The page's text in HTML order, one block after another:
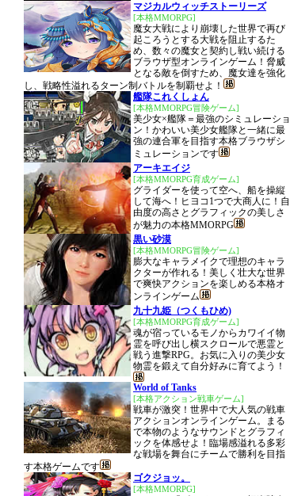
マジカルウィッチストーリーズ
[本格MMORPG]
魔女大戦により崩壊した世界で再び
起ころうとする大戦を阻止するた
め、数々の魔女と契約し戦い続ける
ブラウザ型オンラインゲーム！脅威
となる敵を倒すため、魔女達を強化
し、戦略性溢れるターン制バトルを制覇せよ！
艦隊これくしょん
[本格MMORPG冒険ゲーム]
美少女×艦隊＝最強のシミュレーショ
ン！かわいい美少女艦隊と一緒に最
強の連合軍を目指す本格ブラウザシ
ミュレーションです
アーキエイジ
[本格MMORPG育成ゲーム]
グライダーを使って空へ、船を操縦
して海へ！ヒヨコ1つで大商人に！自
由度の高さとグラフィックの美しさ
が魅力の本格MMORPG
黒い砂漠
[本格MMORPG冒険ゲーム]
膨大なキャラメイクで理想のキャラ
クターが作れる！美しく壮大な世界
で爽快アクションを楽しめる本格オ
ンラインゲーム
九十九姫（つくもひめ)
[本格MMORPG育成ゲーム]
魂が宿っているモノからカワイイ物
霊を呼び出し横スクロールで悪霊と
戦う進撃RPG。お気に入りの美少女
物霊を鍛えて自分好みに育てよう！
World of Tanks
[本格アクション戦車ゲーム]
戦車が激突！世界中で大人気の戦車
アクションオンラインゲーム。まる
で本物のようなサウンドとグラフィ
ックを体感せよ！臨場感溢れる多彩
な戦場を舞台にチームで勝利を目指
す本格ゲームです
ゴクジョッ。
[本格MMORPG]